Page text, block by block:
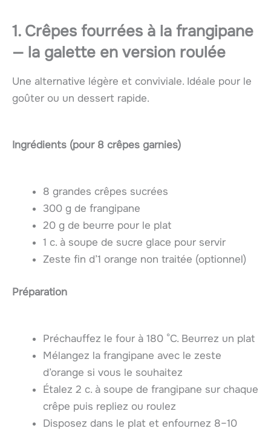
1. Crêpes fourrées à la frangipane
— la galette en version roulée
Une alternative légère et conviviale. Idéale pour le
goûter ou un dessert rapide.
Ingrédients (pour 8 crêpes garnies)
8 grandes crêpes sucrées
300 g de frangipane
20 g de beurre pour le plat
1 c. à soupe de sucre glace pour servir
Zeste fin d’1 orange non traitée (optionnel)
Préparation
Préchauffez le four à 180 °C. Beurrez un plat
Mélangez la frangipane avec le zeste
d’orange si vous le souhaitez
Étalez 2 c. à soupe de frangipane sur chaque
crêpe puis repliez ou roulez
Disposez dans le plat et enfournez 8–10